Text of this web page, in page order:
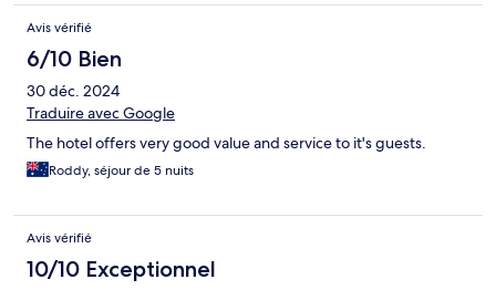
Avis vérifié
6/10 Bien
30 déc. 2024
Traduire avec Google
The hotel offers very good value and service to it's guests.
Roddy, séjour de 5 nuits
Avis vérifié
10/10 Exceptionnel